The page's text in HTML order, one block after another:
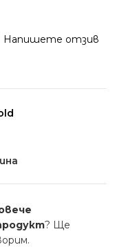
Напишете отзив
? Ще